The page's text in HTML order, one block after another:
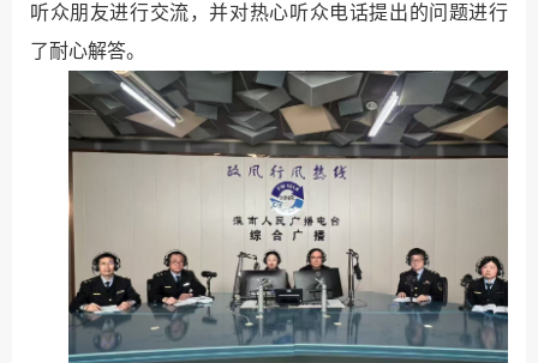
听众朋友进行交流，并对热心听众电话提出的问题进行
了耐心解答。